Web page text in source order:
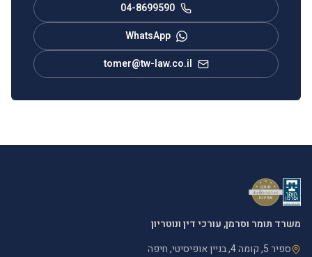
04-8699590
WhatsApp
tomer@tw-law.co.il
משרד תומר וסרמן, עורכי דין ונוטריון
ספיר 5, קומה 4, בניין אופיסיטי, חיפה